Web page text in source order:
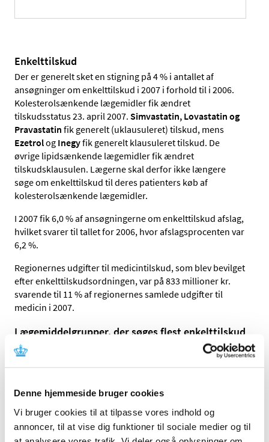
Denne hjemmeside bruger cookies
Vi bruger cookies til at tilpasse vores indhold og
annoncer, til at vise dig funktioner til sociale medier og til
Enkelttilskud
Der er generelt sket en stigning på 4 % i antallet af
ansøgninger om enkelttilskud i 2007 i forhold til i 2006.
Kolesterolsænkende lægemidler fik ændret
tilskudsstatus 23. april 2007. Simvastatin, Lovastatin og
Pravastatin fik generelt (uklausuleret) tilskud, mens
Ezetrolog Inegyfik generelt klausuleret tilskud. De
øvrige lipidsænkende lægemidler fik ændret
tilskudsklausulen. Lægerne skal derfor ikke længere
søge om enkelttilskud til deres patienters køb af
kolesterolsænkende lægemidler.
I 2007 fik 6,0 % af ansøgningerne om enkelttilskud afslag,
hvilket svarer til tallet for 2006, hvor afslagsprocenten var
6,2 %.
Regionernes udgifter til medicintilskud, som blev bevilget
efter enkelttilskudsordningen, var på 833 millioner kr.
svarende til 11 % af regionernes samlede udgifter til
medicin i 2007.
Lægemiddelgrupper, der søgesflest enkelttilskud
til
Elidel, Protopic, Solarazeog Aldara
Lægemidler ved Alzheimers demens
Midler mod impotens
Lantus og Levemir